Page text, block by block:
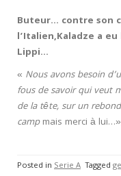
Buteur… contre son
l’Italien,Kaladze a
Lippi…
« Nous avons besoin
fous de savoir qui veut
de la tête, sur un
campmais merci à
Posted in Serie A Tagged